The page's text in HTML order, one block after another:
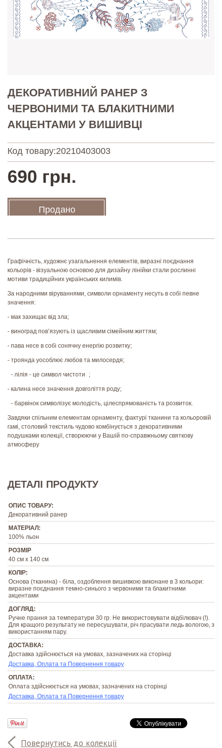
ДЕКОРАТИВНИЙ РАНЕР З
ЧЕРВОНИМИ ТА БЛАКИТНИМИ
АКЦЕНТАМИ У ВИШИВЦІ
Код товару:20210403003
690 грн.
Продано
Повернутись до колекції
Графічність, художнє узагальнення елементів, виразні поєднання
кольорів - візуальною основою для дизайну лінійки стали рослинні
мотиви традиційних українських килимів.
За народними віруваннями, символи орнаменту несуть в собі певне
значення:
- мак захищає від зла;
- виноград пов’язують із щасливим сімейним життям;
- пава несе в собі сонячну енергію розвитку;
- троянда уособлює любов та милосердя;
- лілія - це символ чистоти ;
- калина несе значення довголіття роду;
- барвінок символізує молодість, цілеспрямованість та розвиток.
Завдяки спільним елементам орнаменту, фактурі тканини та кольоровій
гамі, столовий текстиль чудово комбінується з декоративними
подушками колекції, створюючи у Вашій по-справжньому святкову
атмосферу
ДЕТАЛІ ПРОДУКТУ
ОПИС ТОВАРУ:
Декоративний ранер
МАТЕРІАЛ:
100% льон
РОЗМІР
40 см х 140 см
КОЛІР:
Основа (тканина) - біла, оздоблення вишивкою виконане в 3 кольори:
виразне поєднання темно-синього з червоними та блакитними
акцентами
ДОГЛЯД:
Ручне прання за температури 30 гр. Не використовувати відбілювач (!).
Для кращого результату не пересушувати, річ прасувати ледь вологою, з
використанням пару.
ДОСТАВКА:
Доставка здійснюється на умовах, зазначених на сторінці
Доставка, Оплата та Повернення товару
ОПЛАТА:
Оплата здійснюється на умовах, зазначених на сторінці
Доставка, Оплата та Повернення товару